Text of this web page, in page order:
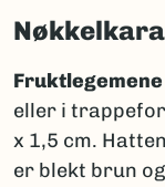
Fruktlegemene
eller i
x 1,5 cm.
er blekt brun